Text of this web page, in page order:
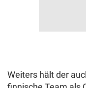
Weiters hält der